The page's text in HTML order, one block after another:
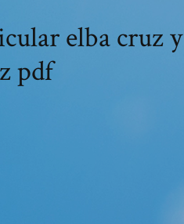
elba cruz y
pdf